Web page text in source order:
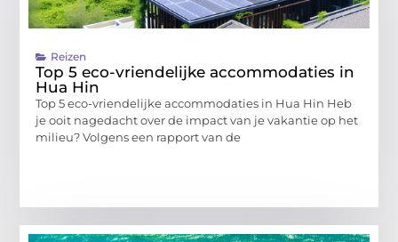
Reizen
Top 5 eco-vriendelijke accommodaties in
Hua Hin
Top 5 eco-vriendelijke accommodaties in Hua Hin Heb
je ooit nagedacht over de impact van je vakantie op het
milieu? Volgens een rapport van de